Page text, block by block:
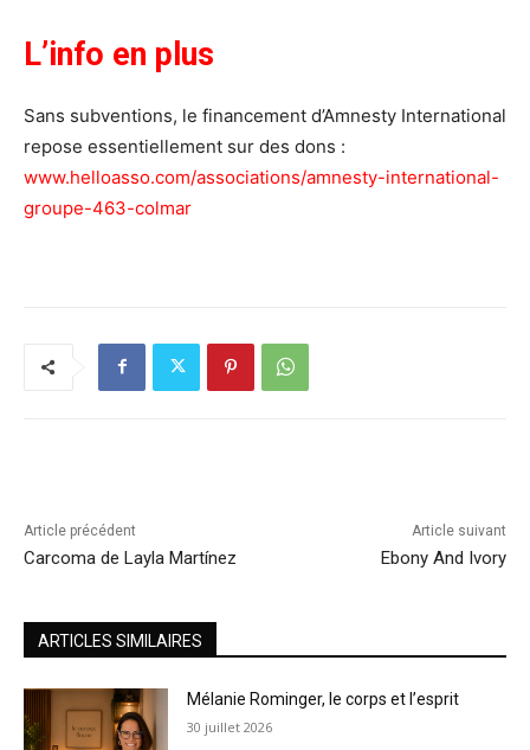
L’info en plus
Sans subventions, le financement d’Amnesty International
repose essentiellement sur des dons :
www.helloasso.com/associations/amnesty-international-
groupe-463-colmar
Article précédent
Carcoma de Layla Martínez
Article suivant
Ebony And Ivory
ARTICLES SIMILAIRES
Mélanie Rominger, le corps et l’esprit
30 juillet 2026